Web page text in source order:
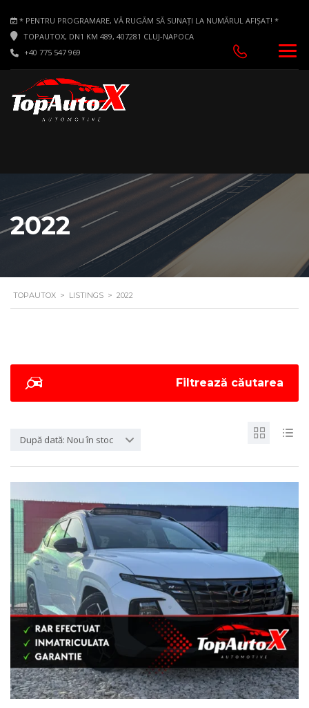
* PENTRU PROGRAMARE, VĂ RUGĂM SĂ SUNAȚI LA NUMĂRUL AFIȘAT! *
TOPAUTOX, DN1 KM 489, 407281 CLUJ-NAPOCA
+40 775 547 969
2022
TOPAUTOX > LISTINGS > 2022
Filtrează căutarea
După dată: Nou în stoc